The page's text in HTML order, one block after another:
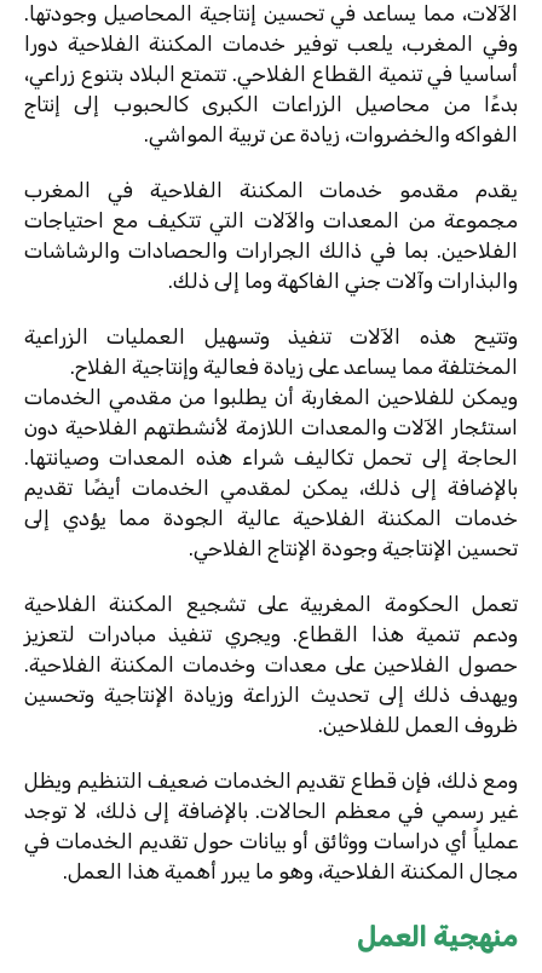
الآلات، مما يساعد في تحسين إنتاجية المحاصيل وجودتها.
وفي المغرب، يلعب توفير خدمات المكننة الفلاحية دورا
أساسيا في تنمية القطاع الفلاحي. تتمتع البلاد بتنوع زراعي،
بدءًا من محاصيل الزراعات الكبرى كالحبوب إلى إنتاج
الفواكه والخضروات، زيادة عن تربية المواشي.
يقدم مقدمو خدمات المكننة الفلاحية في المغرب
مجموعة من المعدات والآلات التي تتكيف مع احتياجات
الفلاحين. بما في ذالك الجرارات والحصادات والرشاشات
والبذارات وآلات جني الفاكهة وما إلى ذلك.
وتتيح هذه الآلات تنفيذ وتسهيل العمليات الزراعية
المختلفة مما يساعد على زيادة فعالية وإنتاجية الفلاح.
ويمكن للفلاحين المغاربة أن يطلبوا من مقدمي الخدمات
استئجار الآلات والمعدات اللازمة لأنشطتهم الفلاحية دون
الحاجة إلى تحمل تكاليف شراء هذه المعدات وصيانتها.
بالإضافة إلى ذلك، يمكن لمقدمي الخدمات أيضًا تقديم
خدمات المكننة الفلاحية عالية الجودة مما يؤدي إلى
تحسين الإنتاجية وجودة الإنتاج الفلاحي.
تعمل الحكومة المغربية على تشجيع المكننة الفلاحية
ودعم تنمية هذا القطاع. ويجري تنفيذ مبادرات لتعزيز
حصول الفلاحين على معدات وخدمات المكننة الفلاحية.
ويهدف ذلك إلى تحديث الزراعة وزيادة الإنتاجية وتحسين
ظروف العمل للفلاحين.
ومع ذلك، فإن قطاع تقديم الخدمات ضعيف التنظيم ويظل
غير رسمي في معظم الحالات. بالإضافة إلى ذلك، لا توجد
عملياً أي دراسات ووثائق أو بيانات حول تقديم الخدمات في
مجال المكننة الفلاحية، وهو ما يبرر أهمية هذا العمل.
منهجية العمل